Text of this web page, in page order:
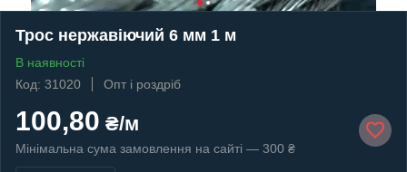
Трос нержавіючий 6 мм 1 м
В наявності
Код: 31020
Опт і роздріб
100,80 ₴/м
Мінімальна сума замовлення на сайті — 300 ₴